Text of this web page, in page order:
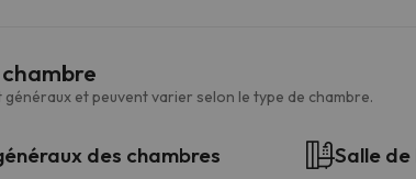
et peuvent varier selon le type de chambre.
des chambres Salle de